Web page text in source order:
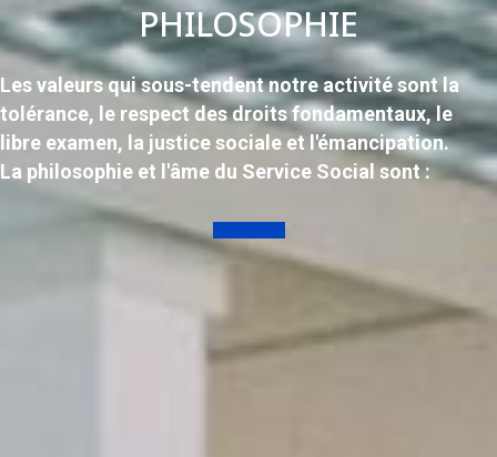
PHILOSOPHIE
Les valeurs qui sous-tendent notre activité sont la
tolérance, le respect des droits fondamentaux, le
libre examen, la justice sociale et l'émancipation.
La philosophie et l'âme du Service Social sont :